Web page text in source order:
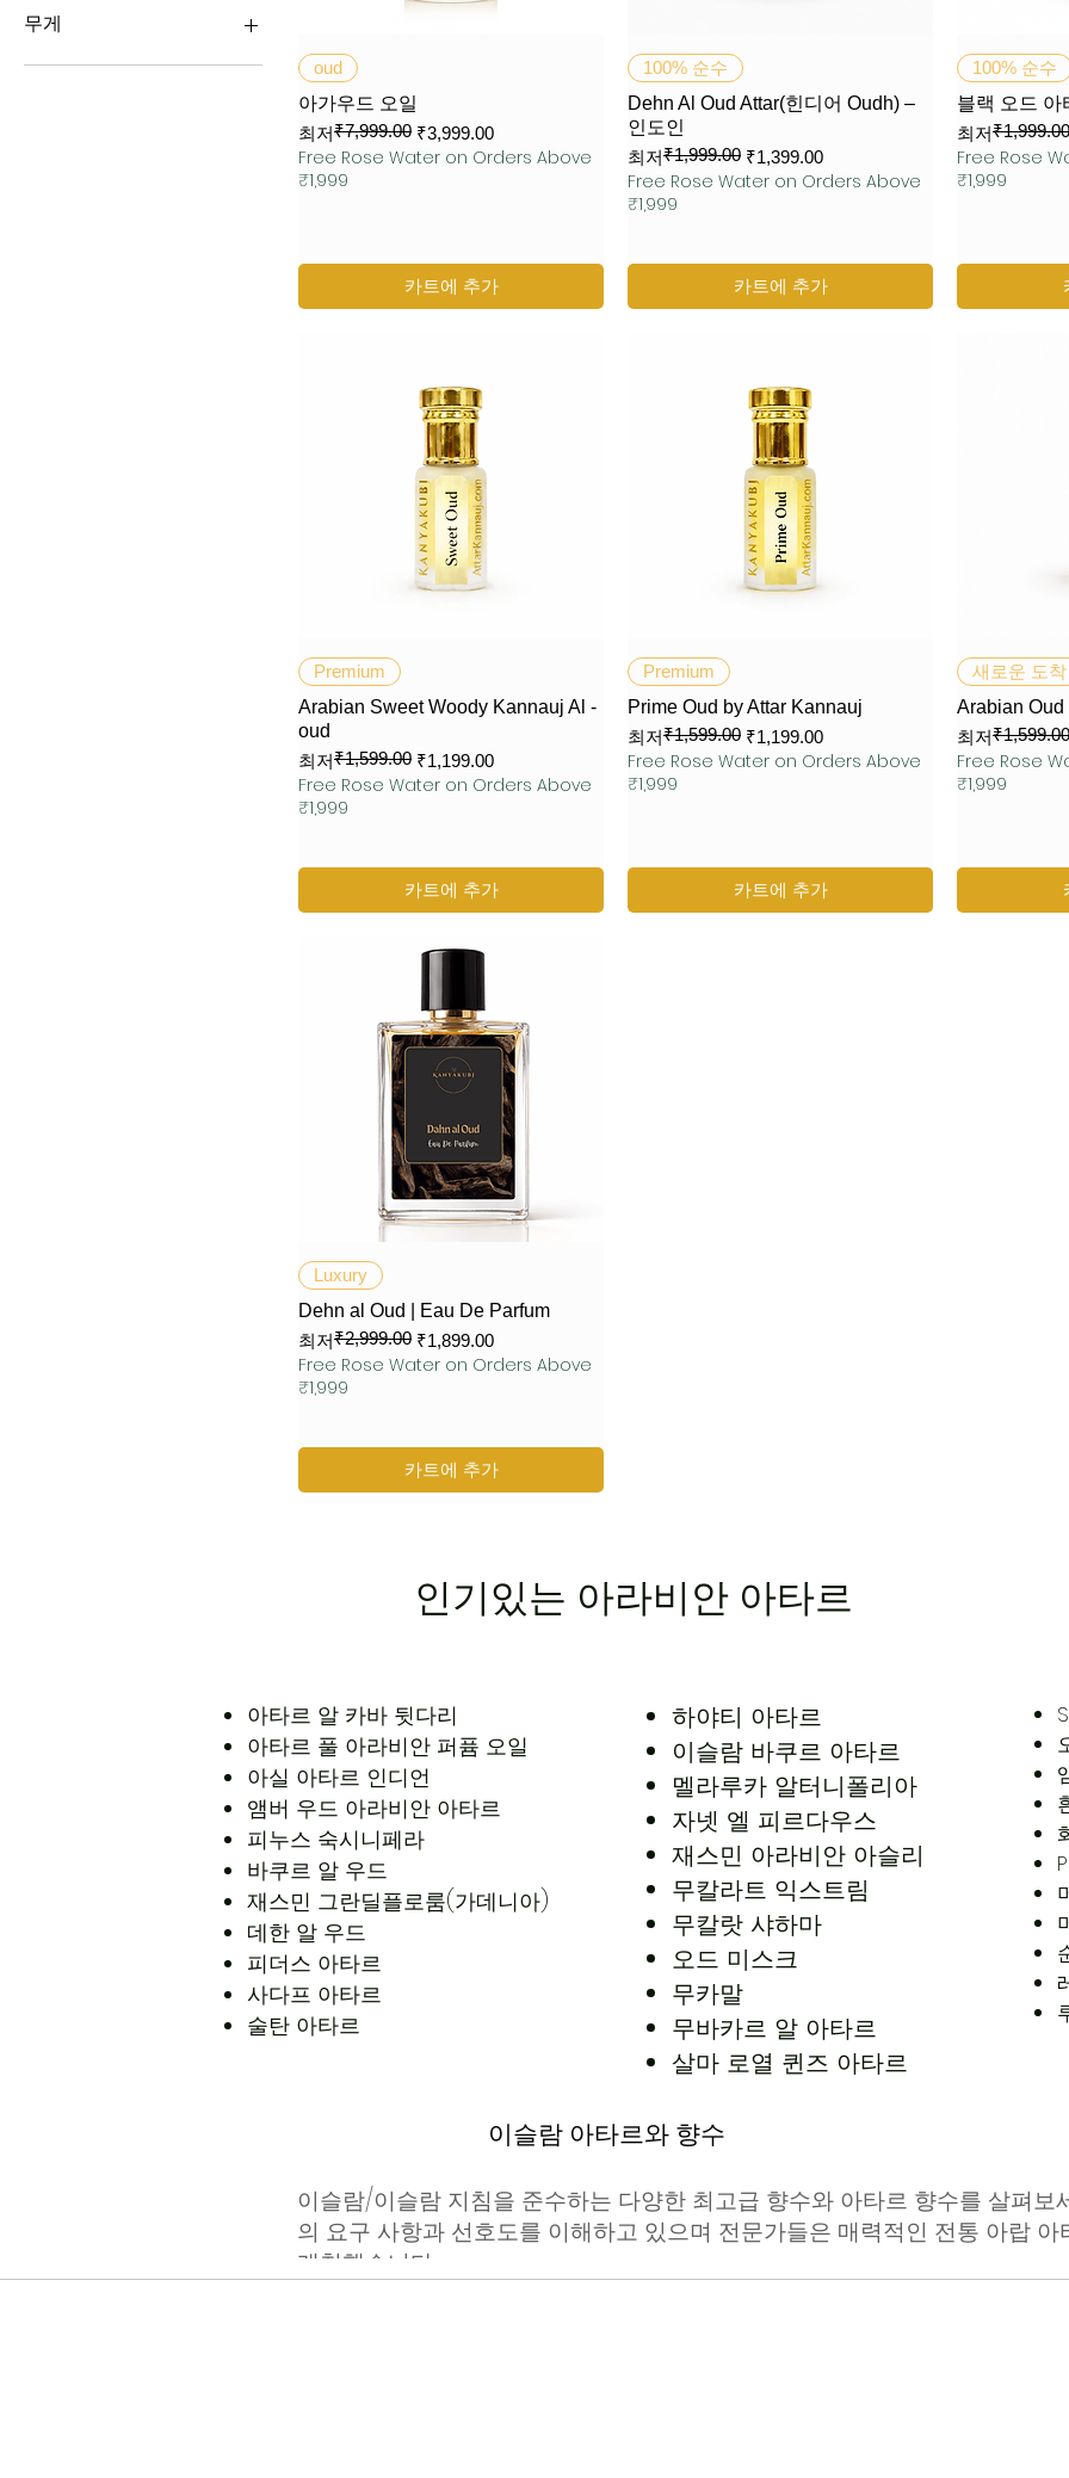
50 ML
무게
100ML
oud
아가우드 오일
최저
일반가₹7,999.00 ₹3,999.00
할인가
Free Rose Water on Orders Above
₹1,999
카트에 추가
100% 순수
Dehn Al Oud Attar(힌디어 Oudh) –
인도인
최저
일반가₹1,999.00 ₹1,399.00
할인가
Free Rose Water on Orders Above
₹1,999
카트에 추가
100% 순수
블랙 오드 아
최저
일반가₹1,999.00
할인가
Free Rose
₹1,999
Premium
Arabian Sweet Woody Kannauj Al -
oud
최저
일반가₹1,599.00 ₹1,199.00
할인가
Free Rose Water on Orders Above
₹1,999
카트에 추가
Premium
Prime Oud by Attar Kannauj
최저
일반가₹1,599.00 ₹1,199.00
할인가
Free Rose Water on Orders Above
₹1,999
카트에 추가
새로운 도착
Arabian
최저
일반가₹1,599.00
할인가
Free Rose
₹1,999
Luxury
Dehn al Oud | Eau De Parfum
최저
일반가₹2,999.00 ₹1,899.00
할인가
Free Rose Water on Orders Above
₹1,999
카트에 추가
인기있는 아라비안 아타르
아타르 알 카바 뒷다리
아타르 풀 아라비안 퍼퓸 오일
아실 아타르 인디언
앰버 우드 아라비안 아타르
피누스 숙시니페라
바쿠르 알 우드
재스민 그란딜플로룸(가데니아)
데한 알 우드
피더스 아타르
사다프 아타르
술탄 아타르
하야티 아타르
이슬람 바쿠르 아타르
멜라루카 알터니폴리아
자넷 엘 피르다우스
재스민 아라비안 아슬리
무칼라트 익스트림
무칼랏 샤하마
오드 미스크
무카말
무바카르 알 아타르
살마 로열 퀸즈 아타르
이슬람 아타르와 향수
이슬람/이슬람 지침을 준수하는 다양한 최고급 향수와 아타르 향수를 살펴보
의 요구 사항과 선호도를 이해하고 있으며 전문가들은 매력적인 전통 아랍
개척했습니다.